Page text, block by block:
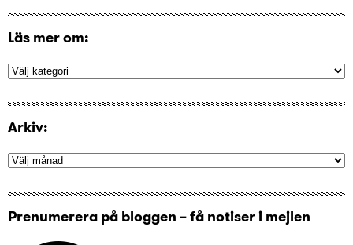
Läs mer om:
Arkiv:
Prenumerera på bloggen – få notiser i mejlen